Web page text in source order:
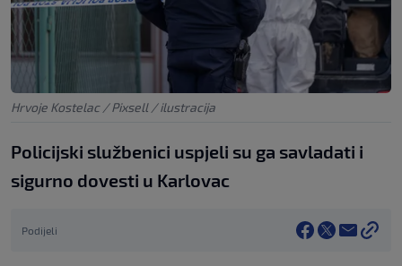
Hrvoje Kostelac / Pixsell / ilustracija
Policijski službenici uspjeli su ga savladati i
sigurno dovesti u Karlovac
Podijeli